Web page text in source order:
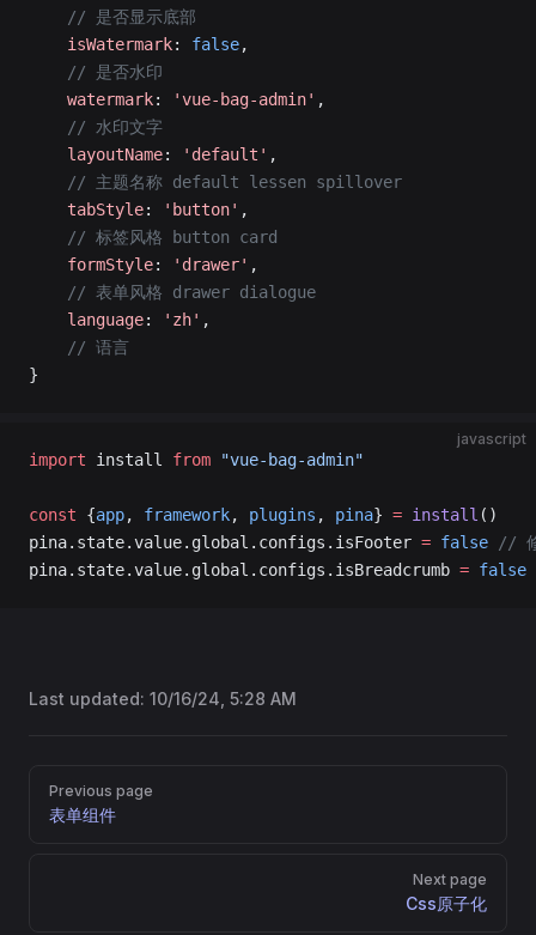
    // 是否显示底部
    isWatermark
: false,
    // 是否水印
    watermark
: 'vue-bag-admin' ,
    // 水印文字
    layoutName
: 'default' ,
    // 主题名称 default lessen spillover
    tabStyle
: 'button' ,
    // 标签风格 button card
    formStyle
: 'drawer' ,
    // 表单风格 drawer dialogue
    language
: 'zh' ,
    // 语言
}
javascript
import install from "vue-bag-admin"
const {app, framework, plugins , pina} = install ()
pina.state.value.global.configs.isFooter = false // 修
pina.state.value.global.configs.isBreadcrumb = false
Last updated: 10/16/24, 5:28 AM
Pager
Previous page
表单组件
Next page
Css原子化